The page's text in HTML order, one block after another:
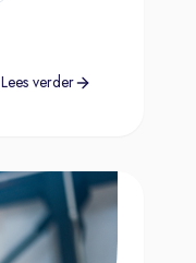
Lees verder